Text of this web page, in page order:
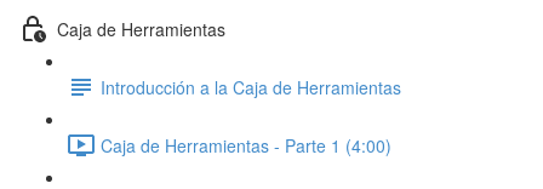
Caja de Herramientas
Introducción a la Caja de Herramientas
Caja de Herramientas - Parte 1 (4:00)